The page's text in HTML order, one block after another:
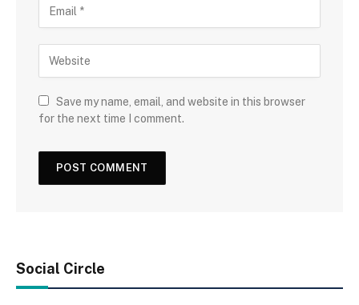
Save my name, email, and website in this browser
for the next time I comment.
Social Circle